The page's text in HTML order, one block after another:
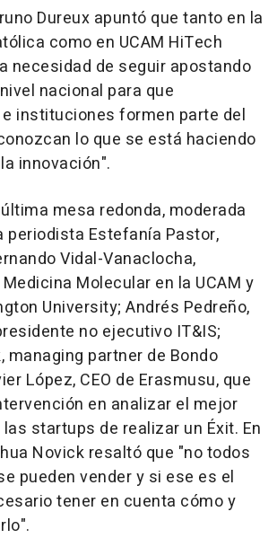
Dureux apuntó que tanto en la
como en UCAM HiTech
necesidad de seguir apostando
nacional para que
instituciones formen parte del
lo que se está haciendo
innovación".
mesa redonda, moderada
periodista Estefanía Pastor,
Vidal-Vanaclocha,
Molecular en la UCAM y
University; Andrés Pedreño,
no ejecutivo IT&IS;
managing partner de Bondo
López, CEO de Erasmusu, que
en analizar el mejor
startups de realizar un Éxit. En
Novick resaltó que "no todos
pueden vender y si ese es el
tener en cuenta cómo y